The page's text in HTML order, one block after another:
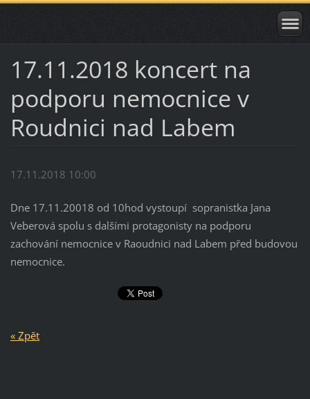
17.11.2018 koncert na
podporu nemocnice v
Roudnici nad Labem
17.11.2018 10:00
Dne 17.11.20018 od 10hod vystoupí sopranistka Jana
Veberová spolu s dalšími protagonisty na podporu
zachování nemocnice v Raoudnici nad Labem před budovou
nemocnice.
« Zpět